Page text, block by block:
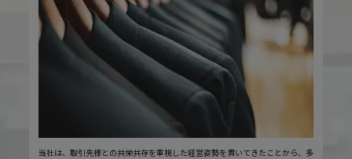
当社は、取引先様との共栄共存を重視した経営姿勢を貫いてきたことから、多